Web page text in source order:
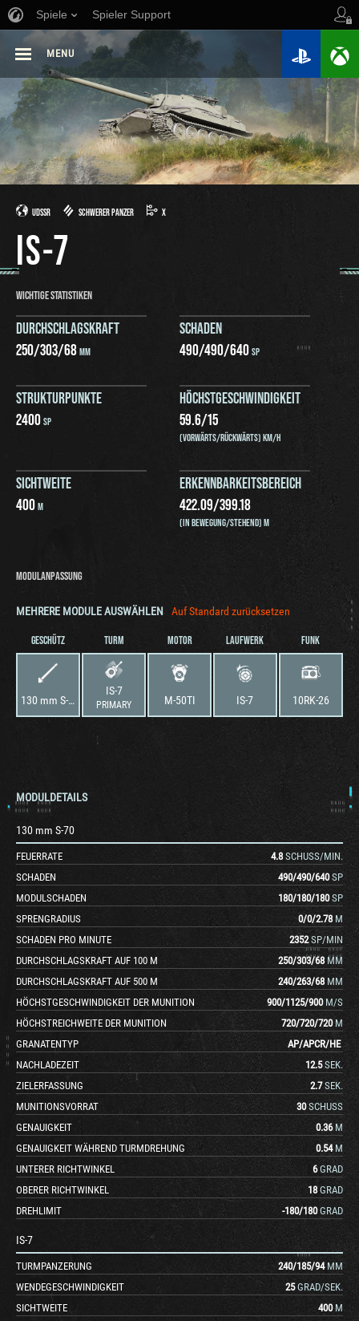
Spiele Spieler Support
MENU
UDSSR SCHWERER PANZER X
IS-7
WICHTIGE STATISTIKEN
DURCHSCHLAGSKRAFT
250/303/68MM
SCHADEN
490/490/640SP
STRUKTURPUNKTE
2400SP
HÖCHSTGESCHWINDIGKEIT
59.6/15
(VORWÄRTS/RÜCKWÄRTS) KM/H
SICHTWEITE
400M
ERKENNBARKEITSBEREICH
422.09/399.18
(IN BEWEGUNG/STEHEND) M
MODULANPASSUNG
MEHRERE MODULE AUSWÄHLEN Auf Standard zurücksetzen
GESCHÜTZ
130 mm S-70
TURM
IS-7
PRIMARY
MOTOR
M-50TI
LAUFWERK
IS-7
FUNK
10RK-26
MODULDETAILS
130 mm S-70
FEUERRATE 4.8 SCHUSS/MIN.
SCHADEN
490/490/640 SP
MODULSCHADEN
180/180/180 SP
SPRENGRADIUS
0/0/2.78 M
SCHADEN PRO MINUTE
2352 SP/MIN
DURCHSCHLAGSKRAFT AUF 100 M
250/303/68 MM
DURCHSCHLAGSKRAFT AUF 500 M
240/263/68 MM
HÖCHSTGESCHWINDIGKEIT DER MUNITION
900/1125/900 M/S
HÖCHSTREICHWEITE DER MUNITION
720/720/720 M
GRANATENTYP
AP/APCR/HE
NACHLADEZEIT
12.5 SEK.
ZIELERFASSUNG
2.7 SEK.
MUNITIONSVORRAT
30 SCHUSS
GENAUIGKEIT
0.36 M
GENAUIGKEIT WÄHREND TURMDREHUNG
0.54 M
UNTERER RICHTWINKEL
6 GRAD
OBERER RICHTWINKEL
18 GRAD
DREHLIMIT
-180/180 GRAD
IS-7
TURMPANZERUNG 240/185/94 MM
WENDEGESCHWINDIGKEIT
25 GRAD/SEK.
SICHTWEITE
400 M